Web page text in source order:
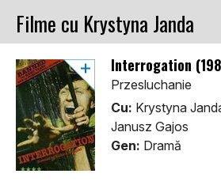
Filme cu Krystyna Janda
Interrogation
Przesluchanie
Cu: Krystyna
Janusz Gajos
Gen: Dramă